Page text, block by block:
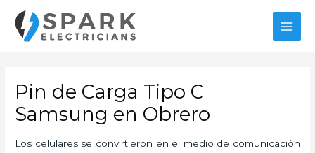
contenido
Pin de Carga Tipo C
Samsung en Obrero
Los celulares se convirtieron en el medio de comunicación